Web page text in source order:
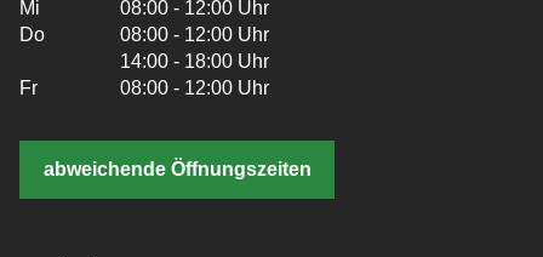
Mi
08:00 - 12:00 Uhr
Do
08:00 - 12:00 Uhr
14:00 - 18:00 Uhr
Fr
08:00 - 12:00 Uhr
abweichende Öffnungszeiten